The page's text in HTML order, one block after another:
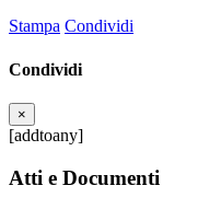
Stampa Condividi
Condividi
×
[addtoany]
Atti e Documenti